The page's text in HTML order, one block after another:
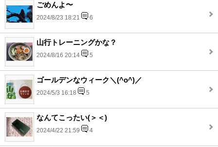
ごめんよ〜
2024/8/23 18:21 6
山行トレーニングかな？
2024/8/16 20:14 5
ゴールデンなウィーク＼(^o^)／
2024/5/3 16:18 5
なんてこったい(＞＜)
2024/4/22 21:59 4